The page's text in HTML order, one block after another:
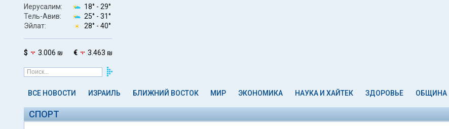
Иерусалим: 18° - 29°
Тель-Авив:
25° - 31°
Эйлат:
28° - 40°
$ 3.006 ₪ € 3.463 ₪
ВСЕ НОВОСТИ ИЗРАИЛЬ БЛИЖНИЙ ВОСТОК МИР ЭКОНОМИКА НАУКА И ХАЙТЕК ЗДОРОВЬЕ ОБЩИНА
СПОРТ